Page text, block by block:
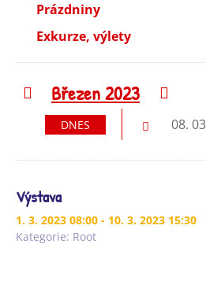
Prázdniny
Exkurze, výlety
Předchozí
Březen 2023
DNES Předchozí
08.
Výstava
1. 3. 2023 08:00 - 10. 3. 2023 15:30
Kategorie: Root